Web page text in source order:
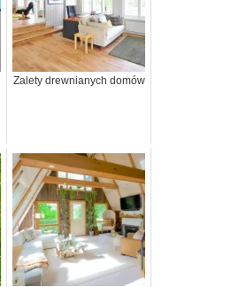
Zalety drewnianych domów